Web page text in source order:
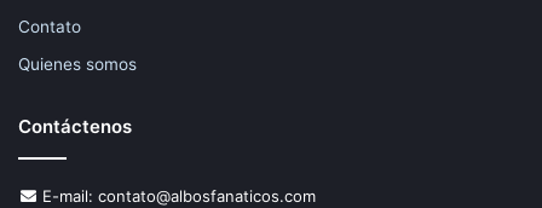
Contato
Quienes somos
Contáctenos
E-mail: contato@albosfanaticos.com